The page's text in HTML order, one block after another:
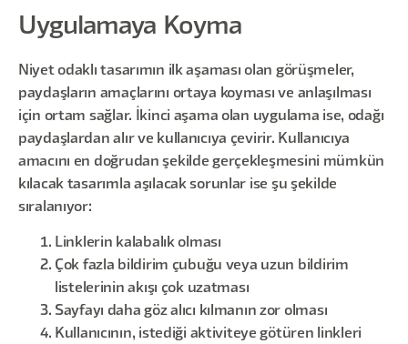
Uygulamaya Koyma
Niyet odaklı tasarımın ilk aşaması olan görüşmeler,
paydaşların amaçlarını ortaya koyması ve anlaşılması
için ortam sağlar. İkinci aşama olan uygulama ise, odağı
paydaşlardan alır ve kullanıcıya çevirir. Kullanıcıya
amacını en doğrudan şekilde gerçekleşmesini mümkün
kılacak tasarımla aşılacak sorunlar ise şu şekilde
sıralanıyor:
Linklerin kalabalık olması
Çok fazla bildirim çubuğu veya uzun bildirim
listelerinin akışı çok uzatması
Sayfayı daha göz alıcı kılmanın zor olması
Kullanıcının, istediği aktiviteye götüren linkleri